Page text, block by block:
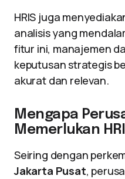
HRIS juga
analisis yang
fitur ini, manajemen
keputusan strategis
akurat dan relevan.
Mengapa
Memerlukan
Seiring dengan
Jakarta Pusat,